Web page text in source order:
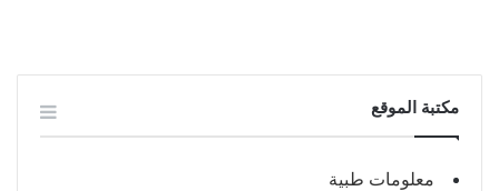
مكتبة الموقع
معلومات طبية